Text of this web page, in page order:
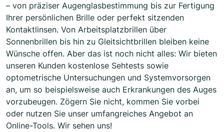
– von präziser Augenglasbestimmung bis zur Fertigung
Ihrer persönlichen Brille oder perfekt sitzenden
Kontaktlinsen. Von Arbeitsplatzbrillen über
Sonnenbrillen bis hin zu Gleitsichtbrillen bleiben keine
Wünsche offen. Aber das ist noch nicht alles: Wir bieten
unseren Kunden kostenlose Sehtests sowie
optometrische Untersuchungen und Systemvorsorgen
an, um so beispielsweise auch Erkrankungen des Auges
vorzubeugen. Zögern Sie nicht, kommen Sie vorbei
oder nutzen Sie unser umfangreiches Angebot an
Online-Tools. Wir sehen uns!